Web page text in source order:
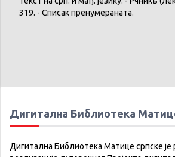
319. - Списак пренумераната.
Дигитална Библиотека
Дигитална Библиотека Матице српске је